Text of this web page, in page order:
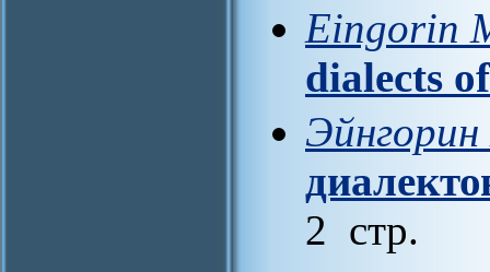
Eingorin
dialects
2 стр.